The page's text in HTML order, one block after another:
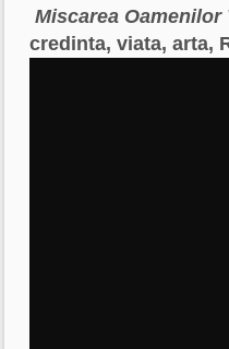
Miscarea Oamenilor
credinta, viata, arta,